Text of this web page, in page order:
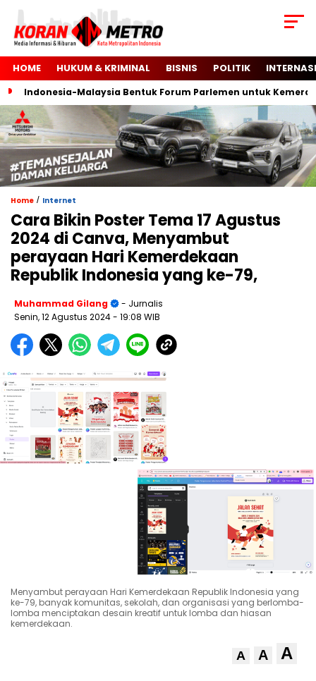
HOME HUKUM & KRIMINAL BISNIS POLITIK
Indonesia-Malaysia Bentuk Forum Parlemen untuk
Home / Internet
Cara Bikin Poster Tema 17 Agustus
2024 di Canva, Menyambut
perayaan Hari Kemerdekaan
Republik Indonesia yang ke-79,
Muhammad Gilang
- Jurnalis
Senin, 12 Agustus 2024- 19:08 WIB
Menyambut perayaan Hari Kemerdekaan Republik Indonesia yang
ke-79, banyak komunitas, sekolah, dan organisasi yang berlomba-
lomba menciptakan desain kreatif untuk lomba dan hiasan
kemerdekaan.
A A A